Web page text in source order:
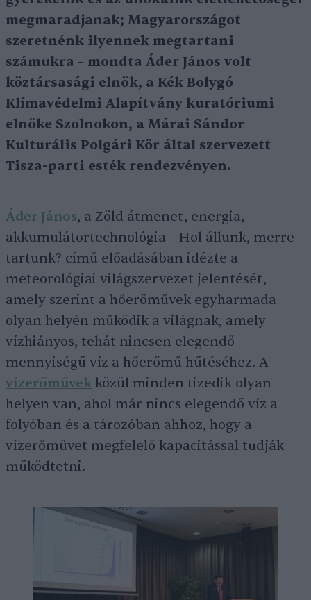
megmaradjanak; Magyarországot
szeretnénk ilyennek megtartani
számukra – mondta Áder János volt
köztársasági elnök, a Kék Bolygó
Klímavédelmi Alapítvány kuratóriumi
elnöke Szolnokon, a Márai Sándor
Kulturális Polgári Kör által szervezett
Tisza-parti esték rendezvényen.
Áder János, a Zöld átmenet, energia,
akkumulátortechnológia – Hol állunk, merre
tartunk? című előadásában idézte a
meteorológiai világszervezet jelentését,
amely szerint a hőerőművek egyharmada
olyan helyén működik a világnak, amely
vízhiányos, tehát nincsen elegendő
mennyiségű víz a hőerőmű hűtéséhez. A
vízerőművek közül minden tizedik olyan
helyen van, ahol már nincs elegendő víz a
folyóban és a tározóban ahhoz, hogy a
vízerőművet megfelelő kapacitással tudják
működtetni.